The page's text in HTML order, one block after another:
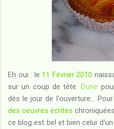
Eh oui : le 11 Février 2010
sur un coup de tête.Dune
dès le jour de l'ouverture...
des oeuvres écrites
ce blog est bel et bien celui